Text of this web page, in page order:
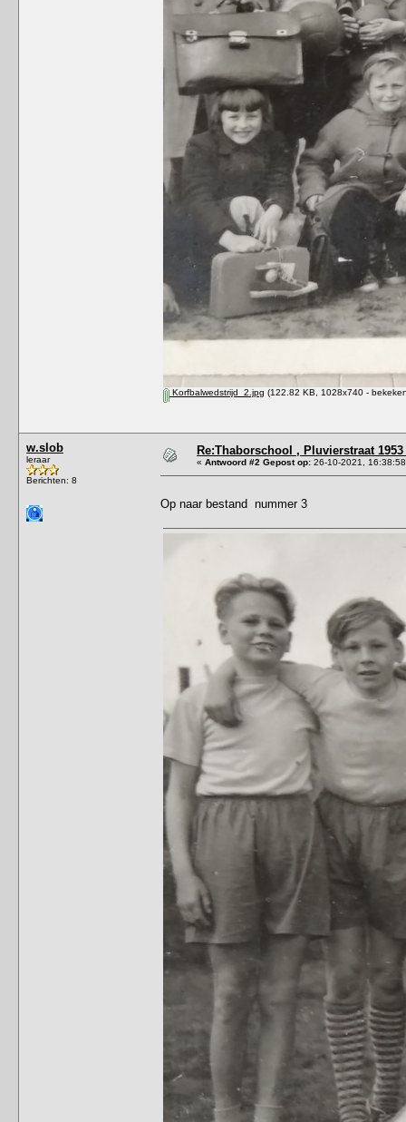
Korfbalwedstrijd_2.jpg (122.82 KB, 1028x740 -
w.slob
leraar
Berichten: 8
Re:Thaborschool , Pluvierstraat
« Antwoord #2 Gepost op: 26-10-2021,
Op naar bestand nummer 3